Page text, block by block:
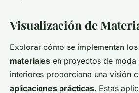
Visualización de
Explorar cómo se implementan los
materiales en proyectos de moda
interiores proporciona una visión
aplicaciones prácticas. Estas